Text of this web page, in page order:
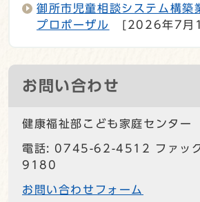
御所市児童相談システム構築
プロポーザル
[2026年7月
お問い合わせ
健康福祉部こども家庭センター
電話: 0745-62-4512 ファッ
9180
お問い合わせフォーム